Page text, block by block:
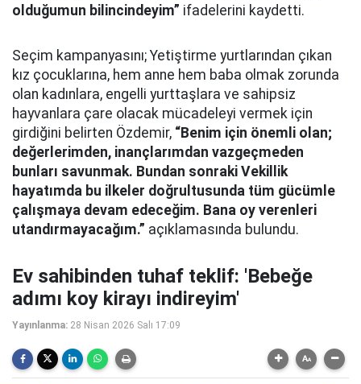
olduğumun bilincindeyim” ifadelerini kaydetti.
Seçim kampanyasını; Yetiştirme yurtlarından çıkan
kız çocuklarına, hem anne hem baba olmak zorunda
olan kadınlara, engelli yurttaşlara ve sahipsiz
hayvanlara çare olacak mücadeleyi vermek için
girdiğini belirten Özdemir, “Benim için önemli olan;
değerlerimden, inançlarımdan vazgeçmeden
bunları savunmak. Bundan sonraki Vekillik
hayatımda bu ilkeler doğrultusunda tüm gücümle
çalışmaya devam edeceğim. Bana oy verenleri
utandırmayacağım.” açıklamasında bulundu.
Ev sahibinden tuhaf teklif: 'Bebeğe
adımı koy kirayı indireyim'
Yayınlanma: 28 Nisan 2026 Salı 17:09